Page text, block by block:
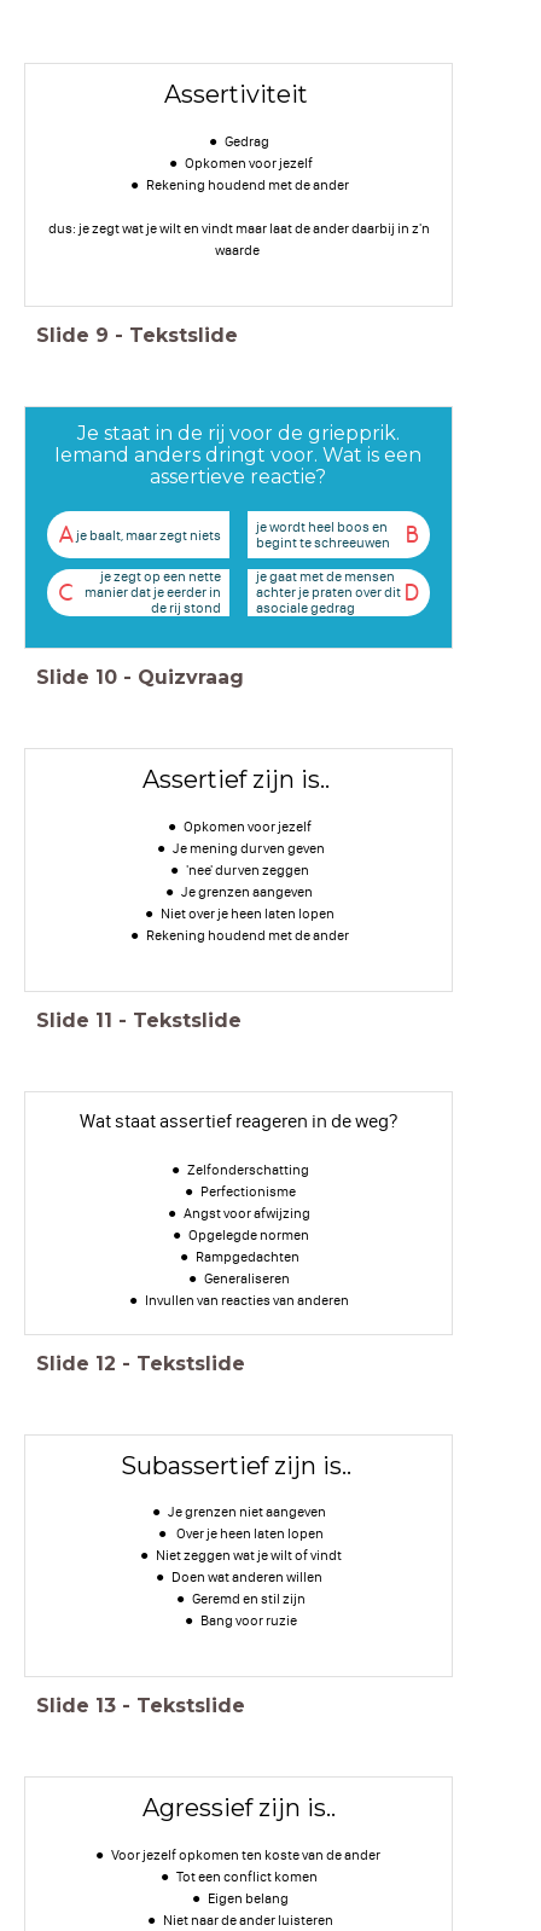
Assertiviteit
Gedrag
Opkomen voor jezelf
Rekening houdend met de ander
dus: je zegt wat je wilt en vindt maar laat de ander daarbij in z'n
waarde
Slide 9 - Tekstslide
Je staat in de rij voor de griepprik.
Iemand anders dringt voor. Wat is een
assertieve reactie?
A je baalt, maar zegt niets B
je wordt heel boos en
begint te schreeuwen
C
je zegt op een nette
manier dat je eerder in
de rij stond
D
je gaat met de mensen
achter je praten over dit
asociale gedrag
Slide 10 - Quizvraag
Assertief zijn is..
Opkomen voor jezelf
Je mening durven geven
'nee' durven zeggen
Je grenzen aangeven
Niet over je heen laten lopen
Rekening houdend met de ander
Slide 11 - Tekstslide
Wat staat assertief reageren in de weg?
Zelfonderschatting
Perfectionisme
Angst voor afwijzing
Opgelegde normen
Rampgedachten
Generaliseren
Invullen van reacties van anderen
Slide 12 - Tekstslide
Subassertief zijn is..
Je grenzen niet aangeven
Over je heen laten lopen
Niet zeggen wat je wilt of vindt
Doen wat anderen willen
Geremd en stil zijn
Bang voor ruzie
Slide 13 - Tekstslide
Agressief zijn is..
Voor jezelf opkomen ten koste van de ander
Tot een conflict komen
Eigen belang
Niet naar de ander luisteren